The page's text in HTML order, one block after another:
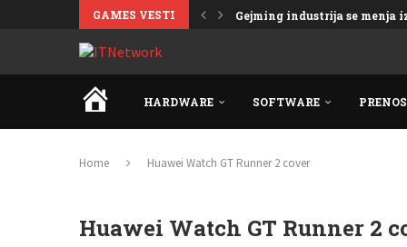
GAMES VESTI
Gejming industrija se menja
HOMEHARDWARE SOFTWARE
Home Huawei Watch GT Runner 2 cover
Huawei Watch GT Runner 2